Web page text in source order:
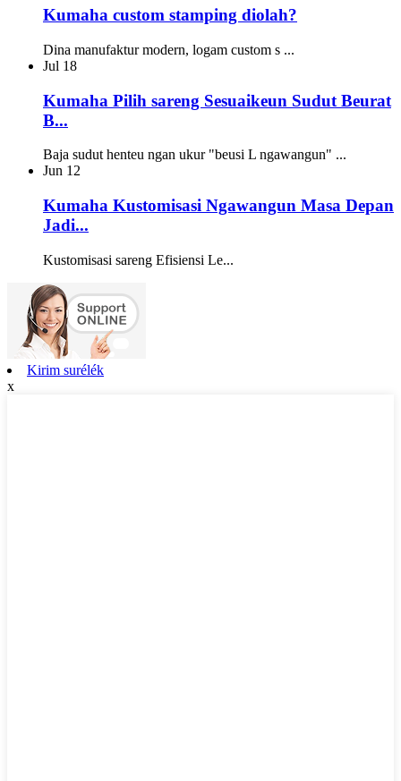
Kumaha custom stamping diolah?
Dina manufaktur modern, logam custom s ...
Jul 18
Kumaha Pilih sareng Sesuaikeun Sudut Beurat
B...
Baja sudut henteu ngan ukur "beusi L ngawangun" ...
Jun 12
Kumaha Kustomisasi Ngawangun Masa Depan
Jadi...
Kustomisasi sareng Efisiensi Le...
Kirim surélék
x